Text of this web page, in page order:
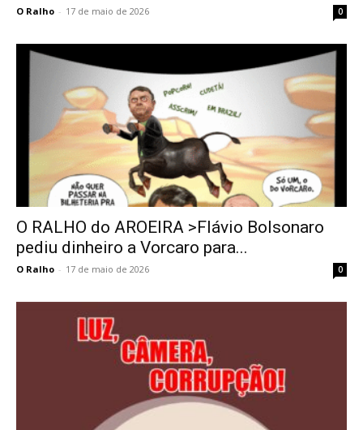
O Ralho - 17 de maio de 2026 0
O RALHO do AROEIRA >Flávio Bolsonaro
pediu dinheiro a Vorcaro para...
O Ralho - 17 de maio de 2026 0